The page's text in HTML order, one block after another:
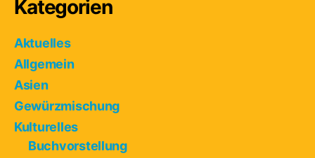
Kategorien
Aktuelles
Allgemein
Asien
Gewürzmischung
Kulturelles
Buchvorstellung